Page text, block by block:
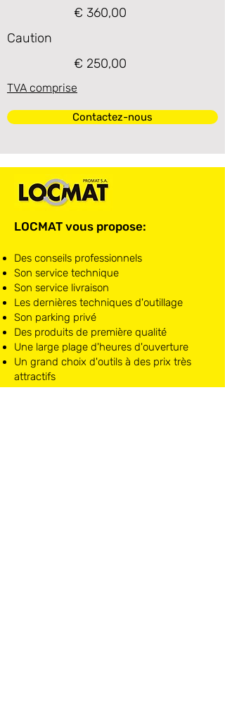
€ 360,00
Caution
€ 250,00
TVA comprise
Contactez-nous
LOCMAT vous propose:
Des conseils professionnels
Son service technique
Son service livraison
Les dernières techniques d'outillage
Son parking privé
Des produits de première qualité
Une large plage d'heures d'ouverture
Un grand choix d'outils à des prix très
attractifs